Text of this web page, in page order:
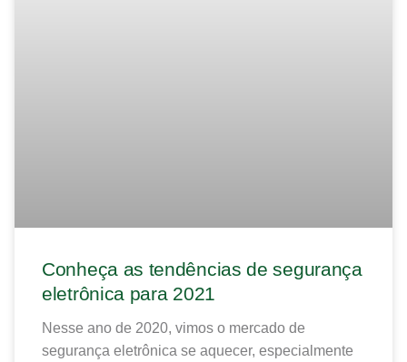
Conheça as tendências de segurança
eletrônica para 2021
Nesse ano de 2020, vimos o mercado de
segurança eletrônica se aquecer, especialmente